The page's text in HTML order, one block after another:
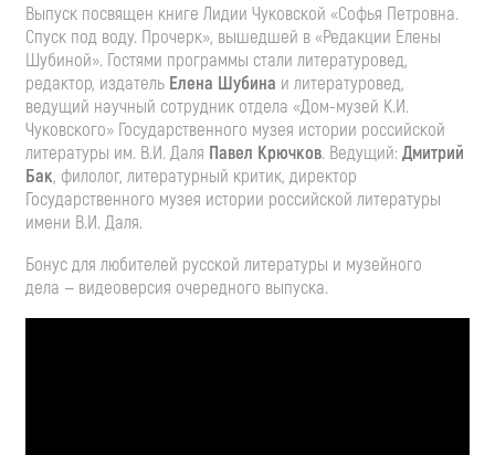
Выпуск посвящен книге Лидии Чуковской «Софья Петровна.
Спуск под воду. Прочерк», вышедшей в «Редакции Елены
Шубиной». Гостями программы стали литературовед,
редактор, издатель Елена Шубина и литературовед,
ведущий научный сотрудник отдела «Дом-музей К.И.
Чуковского» Государственного музея истории российской
литературы им. В.И. Даля Павел Крючков. Ведущий: Дмитрий
Бак, филолог, литературный критик, директор
Государственного музея истории российской литературы
имени В.И. Даля.
Бонус для любителей русской литературы и музейного
дела — видеоверсия очередного выпуска.